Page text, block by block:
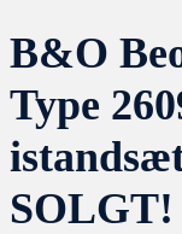
B&O
Type
SOLGT!